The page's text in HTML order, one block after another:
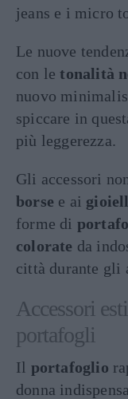
jeans e i micro
Le nuove
con le tonalità
nuovo
spiccare in
più leggerezza.
Gli accessori
borse e ai
forme di
colorate da
città durante
Accessori
portafogli
Il portafoglio
donna